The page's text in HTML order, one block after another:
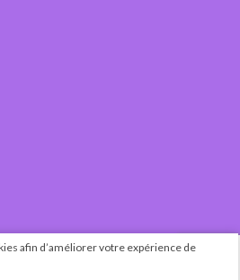
afin d’améliorer votre expérience de